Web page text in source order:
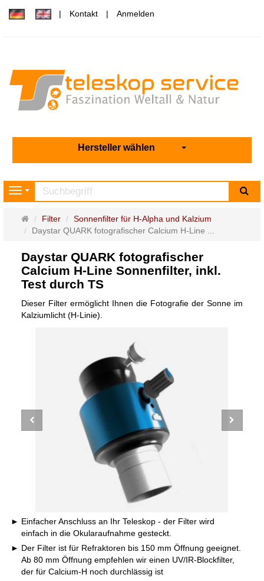
Kontakt Anmelden
Hersteller wählen
Navigation
Startseite
Filter
Sonnenfilter für H-Alpha und Kalzium
Daystar QUARK fotografischer Calcium H-Line ...
Daystar QUARK fotografischer
Calcium H-Line Sonnenfilter, inkl.
Test durch TS
Dieser Filter ermöglicht Ihnen die Fotografie der Sonne im
Kalziumlicht (H-Linie).
Einfacher Anschluss an Ihr Teleskop - der Filter wird
einfach in die Okularaufnahme gesteckt.
Der Filter ist für Refraktoren bis 150 mm Öffnung geeignet.
Ab 80 mm Öffnung empfehlen wir einen UV/IR-Blockfilter,
der für Calcium-H noch durchlässig ist